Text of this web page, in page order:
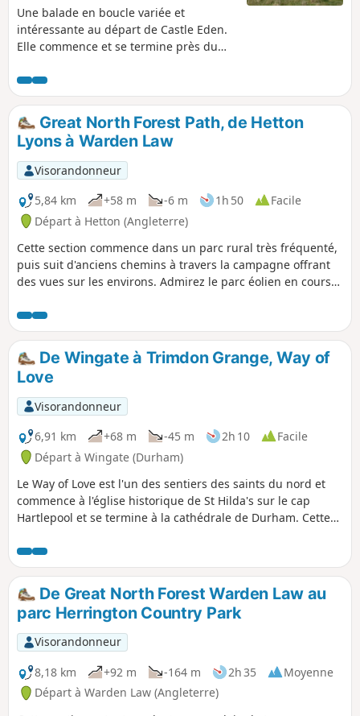
Une balade en boucle variée et
intéressante au départ de Castle Eden.
Elle commence et se termine près du
bière et sa bonne cuisine. Explore les
vallons moins connus au sud du village
en empruntant l'ancienne voie ferrée,
aujourd'hui transformée en chemin
équestre et intégrée au réseau cyclable
national. Traverse le sentier côtier vers
le nord avant de descendre vers la
plage, puis reviens par le Castle Eden
Dene, plus connu.
Great North Forest Path, de Hetton
Lyons à Warden Law
Visorandonneur
5,84 km
+58 m -6 m 1h 50
Facile
Départ à Hetton (Angleterre)
Cette section commence dans un parc rural très fréquenté,
puis suit d'anciens chemins à travers la campagne offrant
des vues sur les environs. Admirez le parc éolien en cours
De Wingate à Trimdon Grange, Way of
Love
Visorandonneur
6,91 km
+68 m -45 m 2h 10
Facile
Départ à Wingate (Durham)
Le Way of Love est l'un des sentiers des saints du nord et
commence à l'église historique de St Hilda's sur le cap
Hartlepool et se termine à la cathédrale de Durham. Cette
communautés minières des Trimdons, Trimdon Station
(Deaf Hill), Trimdon Colliery, Trimdon Village et se termine à
Trimdon Grange. Le chemin traverse maintenant des bois et
des champs verdoyants, mais tu pourras peut-être
apercevoir des traces de l'activité minière dans la région
pendant ta balade.
De Great North Forest Warden Law au
parc Herrington Country Park
Visorandonneur
8,18 km
+92 m -164 m 2h 35
Moyenne
Départ à Warden Law (Angleterre)